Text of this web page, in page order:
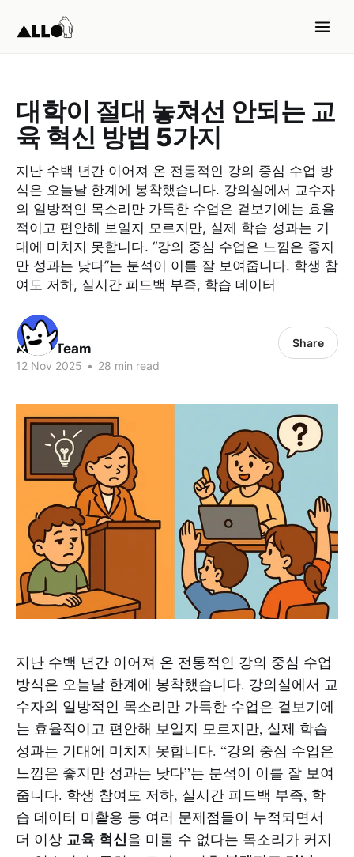
대학이 절대 놓쳐선 안되는 교
육 혁신 방법 5가지
지난 수백 년간 이어져 온 전통적인 강의 중심 수업 방
식은 오늘날 한계에 봉착했습니다. 강의실에서 교수자
의 일방적인 목소리만 가득한 수업은 겉보기에는 효율
적이고 편안해 보일지 모르지만, 실제 학습 성과는 기
대에 미치지 못합니다. “강의 중심 수업은 느낌은 좋지
만 성과는 낮다”는 분석이 이를 잘 보여줍니다. 학생 참
여도 저하, 실시간 피드백 부족, 학습 데이터
ALLO Team
12 Nov 2025 • 28 min read
Share
지난 수백 년간 이어져 온 전통적인 강의 중심 수업
방식은 오늘날 한계에 봉착했습니다. 강의실에서 교
수자의 일방적인 목소리만 가득한 수업은 겉보기에
는 효율적이고 편안해 보일지 모르지만, 실제 학습
성과는 기대에 미치지 못합니다. “강의 중심 수업은
느낌은 좋지만 성과는 낮다”는 분석이 이를 잘 보여
줍니다. 학생 참여도 저하, 실시간 피드백 부족, 학
습 데이터 미활용 등 여러 문제점들이 누적되면서
더 이상 교육 혁신을 미룰 수 없다는 목소리가 커지